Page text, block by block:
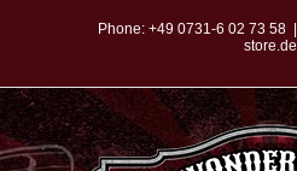
springen
Phone: +49 0731-6 02 73 58
store.de